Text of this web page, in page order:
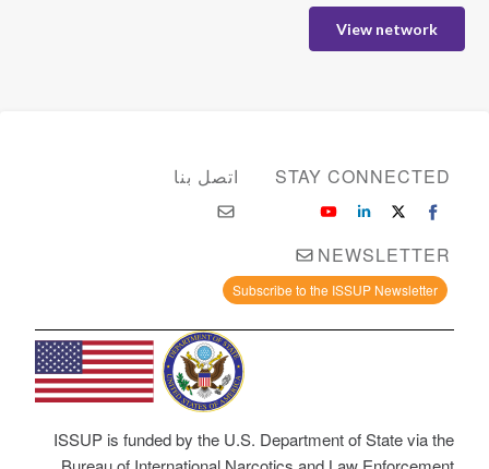
View network
اتصل بنا STAY CONNECTED
NEWSLETTER
Subscribe to the ISSUP Newsletter
ISSUP is funded by the U.S. Department of State via the